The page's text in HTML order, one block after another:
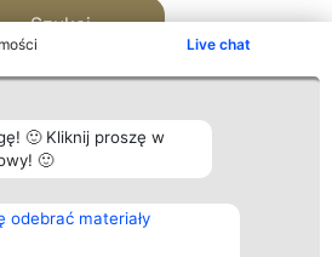
Live chat
🙂 Kliknij proszę w
🙂
odebrać materiały
Szukaj
Plebiscyt
Laureaci
Kontakt
Kontakt